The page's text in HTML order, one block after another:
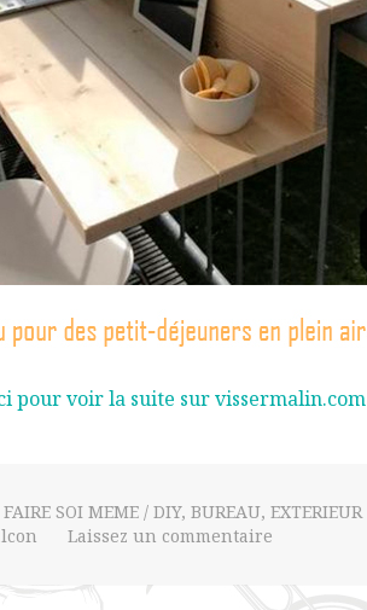
pour voir la suite sur vissermalin.com
SOI MEME / DIY, BUREAU, EXTERIEUR
Laissez un commentaire